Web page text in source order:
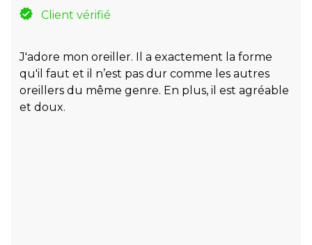
Client vérifié
J'adore mon oreiller. Il a exactement la forme
qu'il faut et il n’est pas dur comme les autres
oreillers du même genre. En plus, il est agréable
et doux.